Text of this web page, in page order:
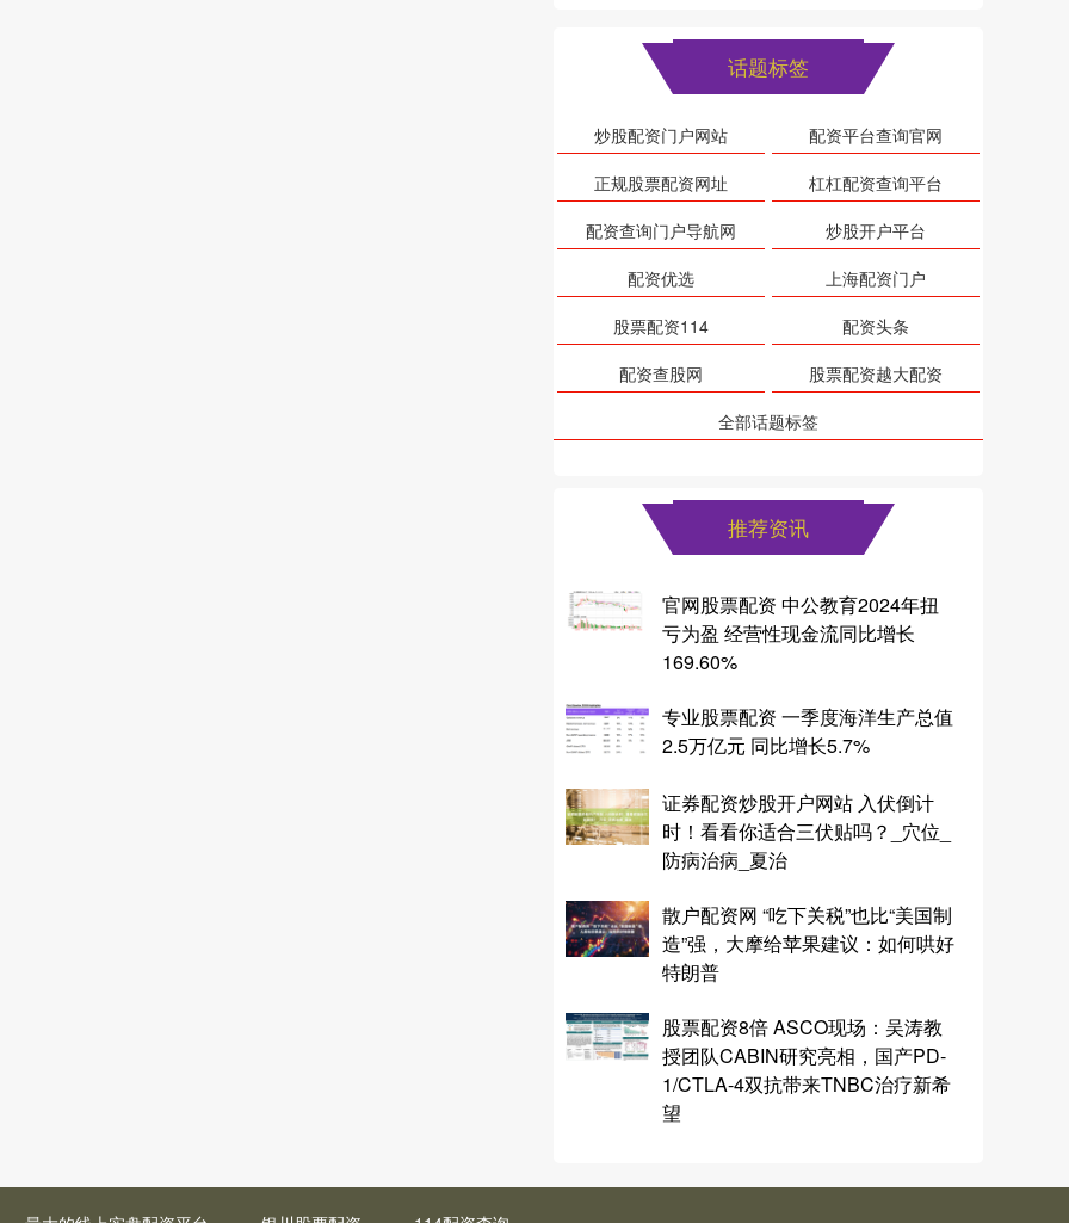
话题标签
炒股配资门户网站
配资平台查询官网
正规股票配资网址
杠杠配资查询平台
配资查询门户导航网
炒股开户平台
配资优选
上海配资门户
股票配资114
配资头条
配资查股网
股票配资越大配资
全部话题标签
推荐资讯
官网股票配资 中公教育2024年扭
亏为盈 经营性现金流同比增长
169.60%
专业股票配资 一季度海洋生产总值
2.5万亿元 同比增长5.7%
证券配资炒股开户网站 入伏倒计
时！看看你适合三伏贴吗？_穴位_
防病治病_夏治
散户配资网 “吃下关税”也比“美国制
造”强，大摩给苹果建议：如何哄好
特朗普
股票配资8倍 ASCO现场：吴涛教
授团队CABIN研究亮相，国产PD-
1/CTLA-4双抗带来TNBC治疗新希
望